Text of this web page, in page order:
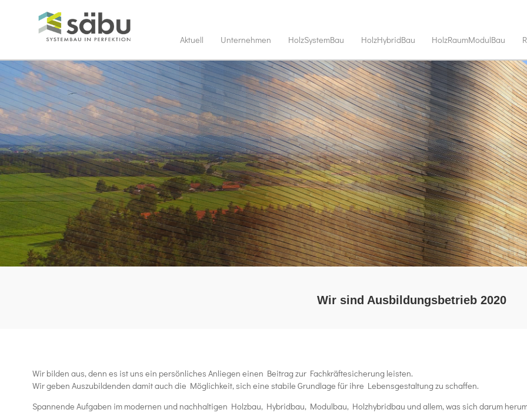
Aktuell Unternehmen HolzSystemBau HolzHybridBau HolzRaumModulBau
Wir sind Ausbildungsbetrieb 2020
Wir bilden aus, denn es ist uns ein persönliches Anliegen einen Beitrag zur Fachkräftesicherung leisten.
Wir geben Auszubildenden damit auch die Möglichkeit, sich eine stabile Grundlage für ihre Lebensgestaltung zu schaffen.
Spannende Aufgaben im modernen und nachhaltigen Holzbau, Hybridbau, Modulbau, Holzhybridbau und allem, was sich darum